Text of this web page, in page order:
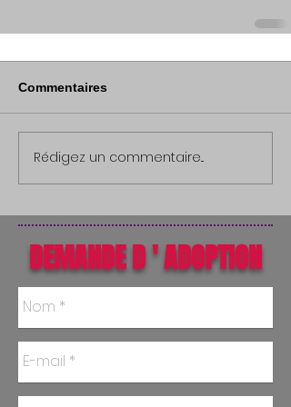
Commentaires
Rédigez un commentaire...
DEMANDE D ' ADOPTION